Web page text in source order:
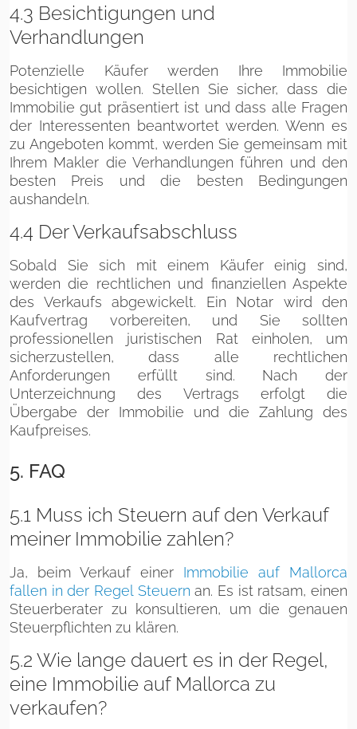
4.3 Besichtigungen und
Verhandlungen
Potenzielle Käufer werden Ihre Immobilie
besichtigen wollen. Stellen Sie sicher, dass die
Immobilie gut präsentiert ist und dass alle Fragen
der Interessenten beantwortet werden. Wenn es
zu Angeboten kommt, werden Sie gemeinsam mit
Ihrem Makler die Verhandlungen führen und den
besten Preis und die besten Bedingungen
aushandeln.
4.4 Der Verkaufsabschluss
Sobald Sie sich mit einem Käufer einig sind,
werden die rechtlichen und finanziellen Aspekte
des Verkaufs abgewickelt. Ein Notar wird den
Kaufvertrag vorbereiten, und Sie sollten
professionellen juristischen Rat einholen, um
sicherzustellen, dass alle rechtlichen
Anforderungen erfüllt sind. Nach der
Unterzeichnung des Vertrags erfolgt die
Übergabe der Immobilie und die Zahlung des
Kaufpreises.
5. FAQ
5.1 Muss ich Steuern auf den Verkauf
meiner Immobilie zahlen?
Ja, beim Verkauf einer Immobilie auf Mallorca
fallen in der Regel Steuern an. Es ist ratsam, einen
Steuerberater zu konsultieren, um die genauen
Steuerpflichten zu klären.
5.2 Wie lange dauert es in der Regel,
eine Immobilie auf Mallorca zu
verkaufen?